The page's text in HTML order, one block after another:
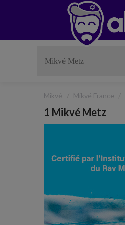
Mikvé Mikvé France
1 Mikvé Metz